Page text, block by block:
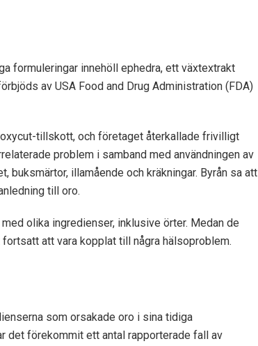
formuleringar innehöll ephedra, ett växtextrakt
av USA Food and Drug Administration (FDA)
tillskott, och företaget återkallade frivilligt
problem i samband med användningen av
buksmärtor, illamående och kräkningar. Byrån sa att
till oro.
olika ingredienser, inklusive örter. Medan de
att vara kopplat till några hälsoproblem.
som orsakade oro i sina tidiga
det förekommit ett antal rapporterade fall av